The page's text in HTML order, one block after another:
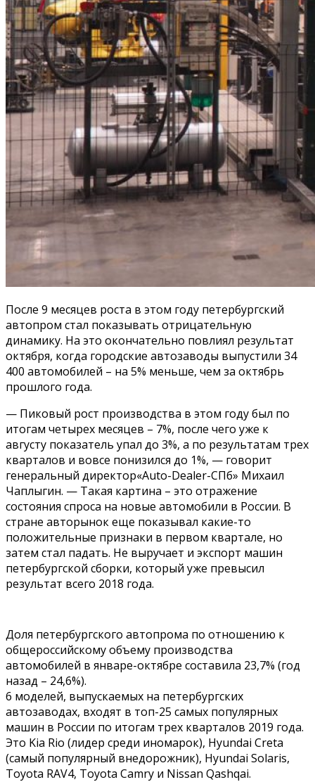
После 9 месяцев роста в этом году петербургский
автопром стал показывать отрицательную
динамику. На это окончательно повлиял результат
октября, когда городские автозаводы выпустили 34
400 автомобилей – на 5% меньше, чем за октябрь
прошлого года.
— Пиковый рост производства в этом году был по
итогам четырех месяцев – 7%, после чего уже к
августу показатель упал до 3%, а по результатам трех
кварталов и вовсе понизился до 1%, — говорит
генеральный директор«Auto-Dealer-СПб» Михаил
Чаплыгин. — Такая картина – это отражение
состояния спроса на новые автомобили в России. В
стране авторынок еще показывал какие-то
положительные признаки в первом квартале, но
затем стал падать. Не выручает и экспорт машин
петербургской сборки, который уже превысил
результат всего 2018 года.
Доля петербургского автопрома по отношению к
общероссийскому объему производства
автомобилей в январе-октябре составила 23,7% (год
назад – 24,6%).
6 моделей, выпускаемых на петербургских
автозаводах, входят в топ-25 самых популярных
машин в России по итогам трех кварталов 2019 года.
Это Kia Rio (лидер среди иномарок), Hyundai Creta
(самый популярный внедорожник), Hyundai Solaris,
Toyota RAV4, Toyota Camry и Nissan Qashqai.